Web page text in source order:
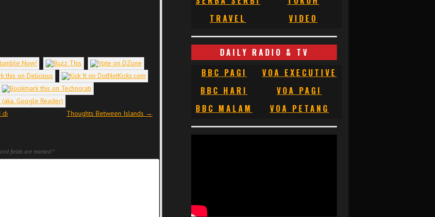
di
Thoughts Between Islands →
fields are marked *
TRAVEL
VIDEO
DAILY RADIO & TV
BBC PAGI
VOA EXECUTIVE
BBC HARI
VOA PAGI
BBC MALAM
VOA PETANG